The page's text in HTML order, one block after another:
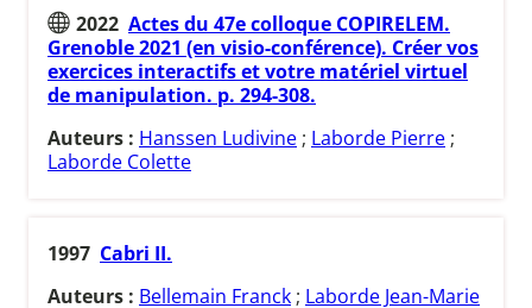
2022 Actes du 47e colloque COPIRELEM.
Grenoble 2021 (en visio-conférence). Créer vos
exercices interactifs et votre matériel virtuel
de manipulation. p. 294-308.
Auteurs : Hanssen Ludivine ; Laborde Pierre ;
Laborde Colette
1997 Cabri II.
Auteurs : Bellemain Franck ; Laborde Jean-Marie